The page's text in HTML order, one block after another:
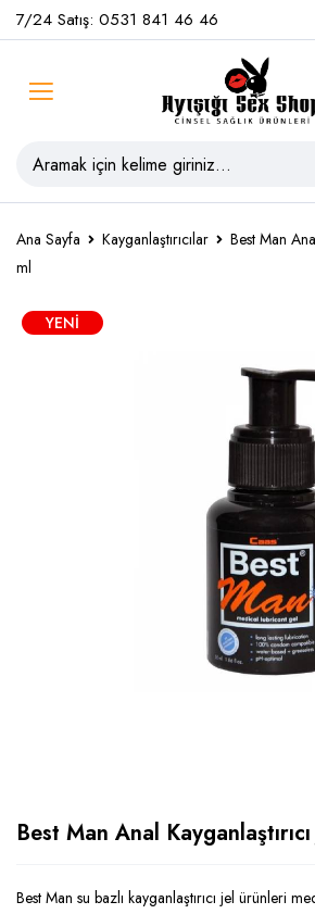
7/24 Satış: 0531 841 46 46
Ana Sayfa Kayganlaştırıcılar
Best Man
ml
YENI
Best Man Anal
Best Man su bazlı kayganlaştırıcı jel ürünleri